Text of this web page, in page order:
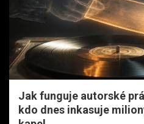
Jak funguje autorské
kdo dnes inkasuje